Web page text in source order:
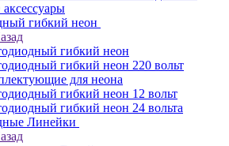
гибкий неон
гибкий неон
гибкий неон 220 вольт
для неона
гибкий неон 12 вольт
гибкий неон 24 вольта
Линейки